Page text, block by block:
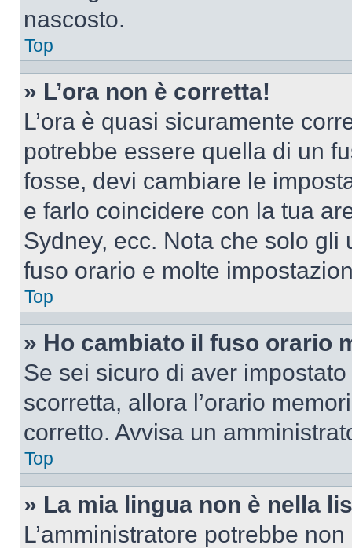
nascosto.
Top
» L’ora non è corretta!
L’ora è quasi sicuramente
potrebbe essere quella di un
fosse, devi cambiare le
e farlo coincidere con la tua
Sydney, ecc. Nota che solo
fuso orario e molte
Top
» Ho cambiato il fuso orario
Se sei sicuro di aver
scorretta, allora l’orario
corretto. Avvisa un
Top
» La mia lingua non è nella
L’amministratore potrebbe